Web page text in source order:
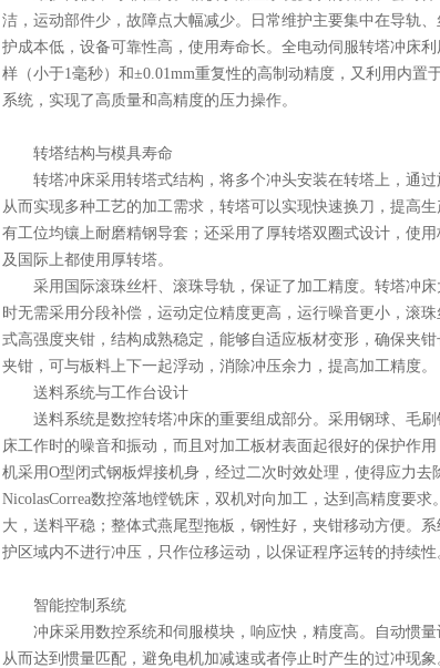
洁，运动部件少，故障点大幅减少。日常维护主要集中在导轨
护成本低，设备可靠性高，使用寿命长。全电动伺服转塔冲床
样（小于1毫秒）和±0.01mm重复性的高制动精度，又利用内置
系统，实现了高质量和高精度的压力操作。
转塔结构与模具寿命
转塔冲床采用转塔式结构，将多个冲头安装在转塔上，通过
从而实现多种工艺的加工需求，转塔可以实现快速换刀，提高
有工位均镶上耐磨精钢导套；还采用了厚转塔双圈式设计，使
及国际上都使用厚转塔。
采用国际滚珠丝杆、滚珠导轨，保证了加工精度。转塔冲床
时无需采用分段补偿，运动定位精度更高，运行噪音更小，滚
式高强度夹钳，结构成熟稳定，能够自适应板材变形，确保夹
夹钳，可与板料上下一起浮动，消除冲压余力，提高加工精度。
送料系统与工作台设计
送料系统是数控转塔冲床的重要组成部分。采用钢球、毛刷
床工作时的噪音和振动，而且对加工板材表面起很好的保护作
机采用O型闭式钢板焊接机身，经过二次时效处理，使得应力去
NicolasCorrea数控落地镗铣床，双机对向加工，达到高精度要
大，送料平稳；整体式燕尾型拖板，钢性好，夹钳移动方便。
护区域内不进行冲压，只作位移运动，以保证程序运转的持续性
智能控制系统
冲床采用数控系统和伺服模块，响应快，精度高。自动惯量
从而达到惯量匹配，避免电机加减速或者停止时产生的过冲现